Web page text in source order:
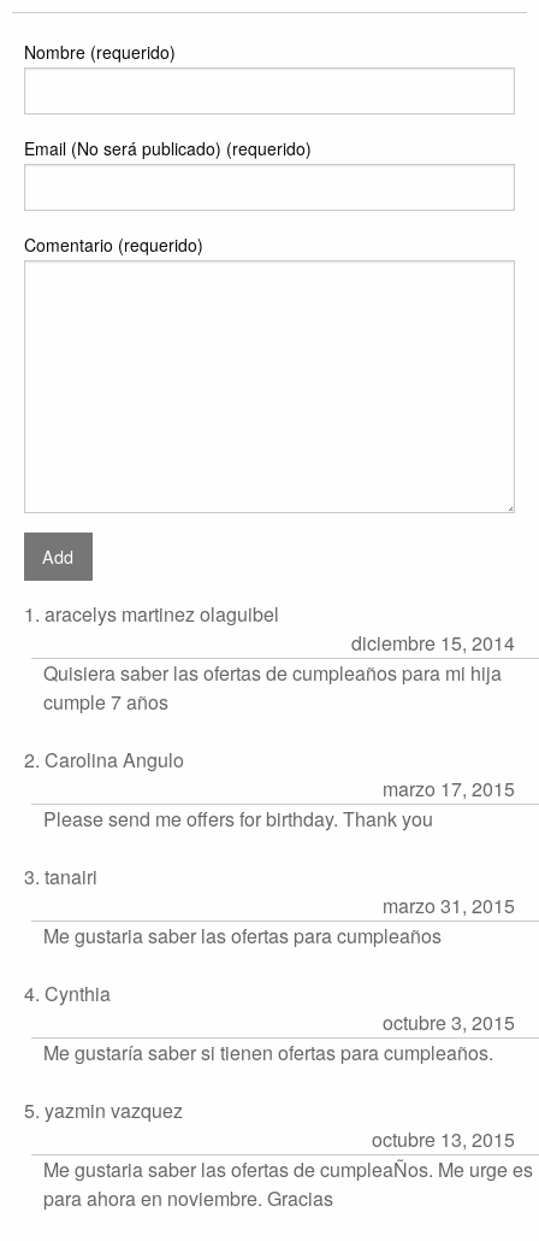
Nombre (requerido)
Email (No será publicado) (requerido)
Comentario (requerido)
1. aracelys martinez olaguibel
diciembre 15, 2014
Quisiera saber las ofertas de cumpleaños para mi hija
cumple 7 años
2. Carolina Angulo
marzo 17, 2015
Please send me offers for birthday. Thank you
3. tanairi
marzo 31, 2015
Me gustaria saber las ofertas para cumpleaños
4. Cynthia
octubre 3, 2015
Me gustaría saber si tienen ofertas para cumpleaños.
5. yazmin vazquez
octubre 13, 2015
Me gustaria saber las ofertas de cumpleaÑos. Me urge es
para ahora en noviembre. Gracias